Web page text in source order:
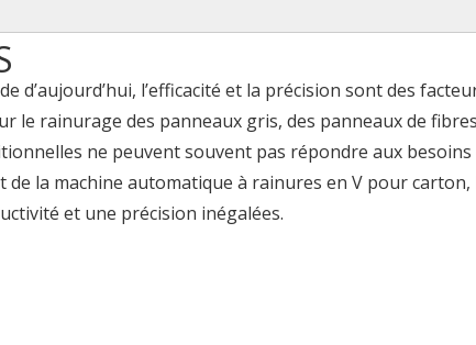
l’efficacité et la précision sont des
le rainurage des panneaux gris, des panneaux de
ne peuvent souvent pas répondre aux besoins
de la machine automatique à rainures en V pour carton,
et une précision inégalées.